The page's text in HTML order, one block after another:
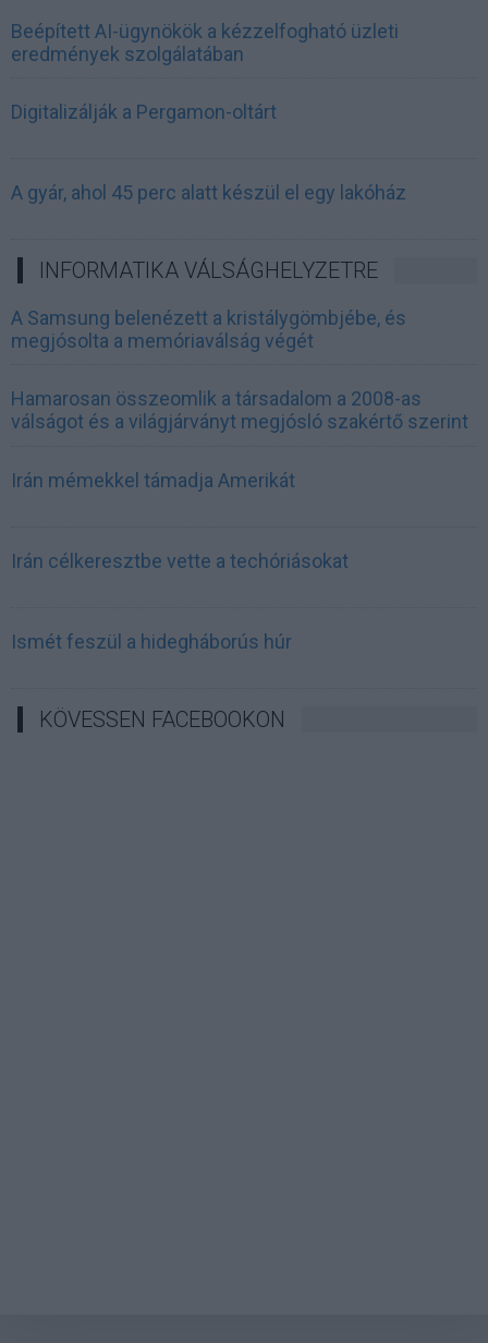
Beépített AI-ügynökök a kézzelfogható üzleti
eredmények szolgálatában
Digitalizálják a Pergamon-oltárt
A gyár, ahol 45 perc alatt készül el egy lakóház
INFORMATIKA VÁLSÁGHELYZETRE
A Samsung belenézett a kristálygömbjébe, és
megjósolta a memóriaválság végét
Hamarosan összeomlik a társadalom a 2008-as
válságot és a világjárványt megjósló szakértő szerint
Irán mémekkel támadja Amerikát
Irán célkeresztbe vette a techóriásokat
Ismét feszül a hidegháborús húr
KÖVESSEN FACEBOOKON